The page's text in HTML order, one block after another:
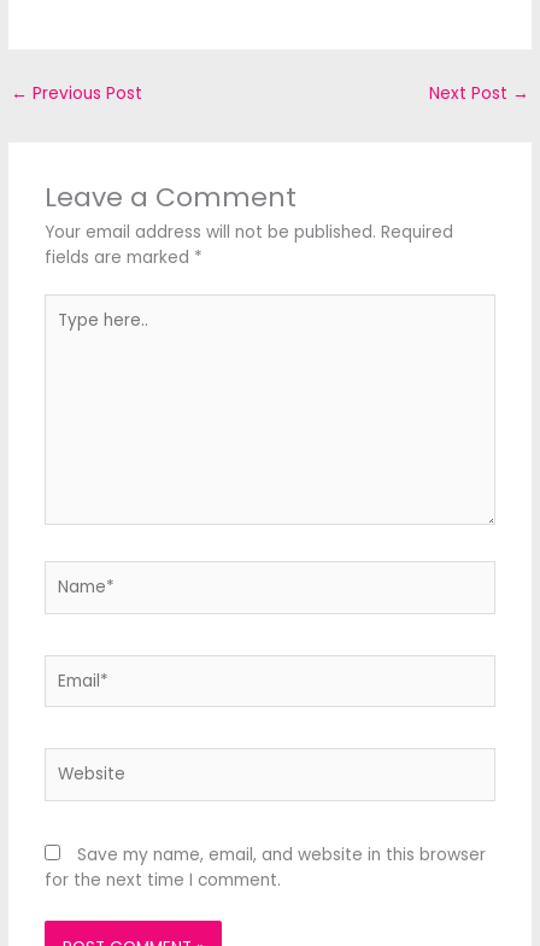
← Previous Post Next Post →
Leave a Comment
Your email address will not be published. Required
fields are marked *
here..
Save my name, email, and website in this browser
for the next time I comment.